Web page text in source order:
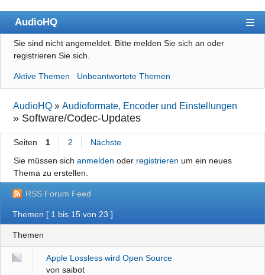
AudioHQ
Übersicht
Forenrichtlinien
Suche
Registrieren
Impressum
Datenschutz
Sie sind nicht angemeldet. Bitte melden Sie sich an oder
registrieren Sie sich.
Aktive Themen Unbeantwortete Themen
AudioHQ »Audioformate, Encoder und Einstellungen
» Software/Codec-Updates
Seiten 1 2
Nächste
Sie müssen sich anmelden oder registrieren um ein neues
Thema zu erstellen.
RSS Forum Feed
Themen [ 1 bis 15 von 23 ]
Themen
Apple Lossless wird Open Source
von saibot